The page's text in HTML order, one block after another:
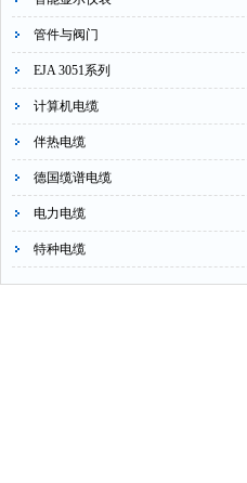
管件与阀门
EJA 3051系列
计算机电缆
伴热电缆
德国缆谱电缆
电力电缆
特种电缆